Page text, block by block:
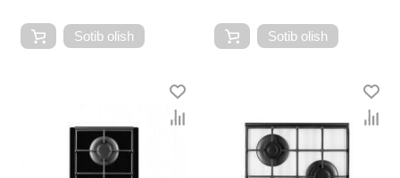
Sotib olish Sotib olish